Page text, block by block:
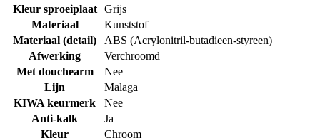
Kleur sproeiplaat
Grijs
Materiaal
Kunststof
Materiaal (detail)
ABS (Acrylonitril-butadieen-styreen)
Afwerking
Verchroomd
Met douchearm
Nee
Lijn
Malaga
KIWA keurmerk
Nee
Anti-kalk
Ja
Kleur
Chroom